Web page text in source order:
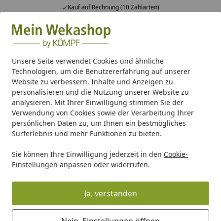
Unsere Seite verwendet Cookies und ähnliche
Technologien, um die Benutzererfahrung auf unserer
Website zu verbessern, Inhalte und Anzeigen zu
personalisieren und die Nutzung unserer Website zu
analysieren. Mit Ihrer Einwilligung stimmen Sie der
Verwendung von Cookies sowie der Verarbeitung Ihrer
persönlichen Daten zu, um Ihnen ein bestmögliches
Surferlebnis und mehr Funktionen zu bieten.
Sie können Ihre Einwilligung jederzeit in den Cookie-
Einstellungen anpassen oder widerrufen.
Ja, verstanden
Kauf auf Rechnung (10 Zahlarten)
Alle Produkte
Mein Konto
Suchen
Startseite
Gartenhaus Holz Gartenhaus Zubehör EPDM Dachfolie
EPDM Folienset Nr. 182 - 549 x 775
cm